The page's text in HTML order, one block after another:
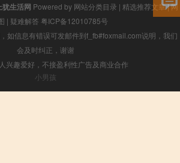
犹生活网 Powered by 网站分类目录 | 精选推荐文章|网
| 疑难解答 粤ICP备12010785号
如信息有错误可发邮件到f_fb#foxmail.com说明，我们
会及时纠正，谢谢
兴趣爱好，不接盈利性广告及商业合作
小男孩